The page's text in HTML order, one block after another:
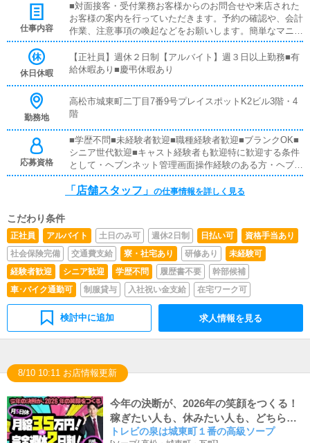
仕事内容
■対面接客・受付業務お客様からのお問合せや来店された
お客様の案内を行っていただきます。予約の確認や、会計
作業、注意事項の喚起などをお願いします。簡単なマニュ
アルや、先輩スタッフに付いて業務内容を見ながら徐々に
覚えていただきますので、未経験の方でも安心して働けま
す。■キャスト管理お店で働いていただいているキャスト
す。■PC更新業務ヘブンネットなど、ポータルサイト等の
店舗情報更新作業を行っていただきます。キャストの出勤
情報やイベント、求人ブログの作成となります。基本的に
はボタンを押すだけや、ブログの更新時に簡単に文字が入
力出来れば問題ありません。PCが苦手な人でも簡単にで
きます。■清掃・備品管理お客様やキャストの方に快適に
行っていただきます。■企画の立案店舗イベントや店舗運
の入店数の増加】など、売上UPに繋がる施策の提案を行
っていただきます。
休日休暇
【正社員】週休２日制【アルバイト】週３日以上勤務■有
給休暇あり■慶弔休暇あり
勤務地
高松市城東町二丁目7番9号プレイスポットK2ビル3階・4
階
応募資格
■学歴不問■未経験者歓迎■職種経験者歓迎■ブランクOK■
シニア世代歓迎■キャスト経験者も歓迎特に歓迎する条件
として・ヘブンネット管理画面操作経験のある方・ヘブン
ネット各種機能に詳しく活用経験のある方
「店舗スタッフ」 の仕事情報を詳しく見る
こだわり条件
正社員 アルバイト 土日のみ可 週休2日制 日払い可
資格手当あり
社会保険完備
交通費支給 寮・社宅あり 研修あり
未経験可
経験者歓迎
シニア歓迎 学歴不問 履歴書不要
幹部候補
車･バイク通勤可
制服貸与 入社祝い金支給 在宅ワーク可
検討中に追加 求人情報を見る
8/10 10:11 お店情報更新
今年の決断が、2026年の笑顔をつくる！
稼ぎたい人も、休みたい人も、どちらも
大歓迎！
トレビの泉は城東町１番の高級ソープ